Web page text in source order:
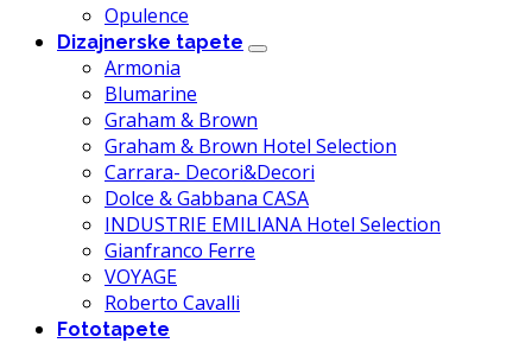
Opulence
Dizajnerske tapete
Armonia
Blumarine
Graham & Brown
Graham & Brown Hotel Selection
Carrara- Decori&Decori
Dolce & Gabbana CASA
INDUSTRIE EMILIANA Hotel Selection
Gianfranco Ferre
VOYAGE
Roberto Cavalli
Fototapete